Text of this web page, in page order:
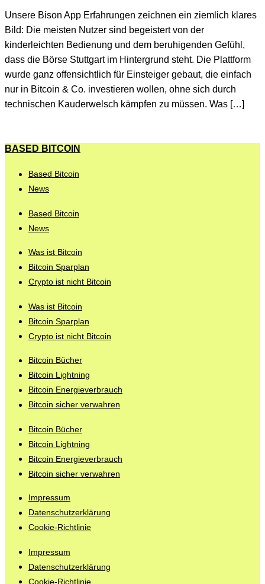
Unsere Bison App Erfahrungen zeichnen ein ziemlich klares
Bild: Die meisten Nutzer sind begeistert von der
kinderleichten Bedienung und dem beruhigenden Gefühl,
dass die Börse Stuttgart im Hintergrund steht. Die Plattform
wurde ganz offensichtlich für Einsteiger gebaut, die einfach
nur in Bitcoin & Co. investieren wollen, ohne sich durch
technischen Kauderwelsch kämpfen zu müssen. Was […]
BASED BITCOIN
Based Bitcoin
News
Based Bitcoin
News
Was ist Bitcoin
Bitcoin Sparplan
Crypto ist nicht Bitcoin
Was ist Bitcoin
Bitcoin Sparplan
Crypto ist nicht Bitcoin
Bitcoin Bücher
Bitcoin Lightning
Bitcoin Energieverbrauch
Bitcoin sicher verwahren
Bitcoin Bücher
Bitcoin Lightning
Bitcoin Energieverbrauch
Bitcoin sicher verwahren
Impressum
Datenschutzerklärung
Cookie-Richtlinie
Impressum
Datenschutzerklärung
Cookie-Richtlinie